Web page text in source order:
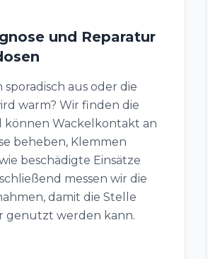
und Reparatur
aus oder die
warm? Wir finden die
können Wackelkontakt an
beheben, Klemmen
beschädigte Einsätze
messen wir die
damit die Stelle
genutzt werden kann.